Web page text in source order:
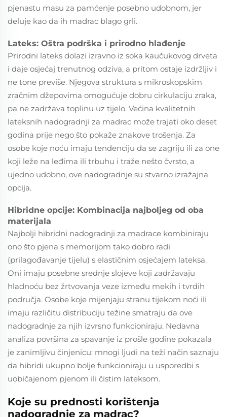
pjenastu masu za pamćenje posebno udobnom, jer
deluje kao da ih madrac blago grli.
Lateks: Oštra podrška i prirodno hlađenje
Prirodni lateks dolazi izravno iz soka kaučukovog drveta
i daje osjećaj trenutnog odziva, a pritom ostaje izdržljiv i
ne tone previše. Njegova struktura s mikroskopskim
zračnim džepovima omogućuje dobru cirkulaciju zraka,
pa ne zadržava toplinu uz tijelo. Većina kvalitetnih
lateksnih nadogradnji za madrac može trajati oko deset
godina prije nego što pokaže znakove trošenja. Za
osobe koje noću imaju tendenciju da se zagriju ili za one
koji leže na leđima ili trbuhu i traže nešto čvrsto, a
ujedno udobno, ove nadogradnje su stvarno izražajna
opcija.
Hibridne opcije: Kombinacija najboljeg od oba
materijala
Najbolji hibridni nadogradnji za madrace kombiniraju
ono što pjena s memorijom tako dobro radi
(prilagođavanje tijelu) s elastičnim osjećajem lateksa.
Oni imaju posebne srednje slojeve koji zadržavaju
hladnoću bez žrtvovanja veze između mekih i tvrdih
područja. Osobe koje mijenjaju stranu tijekom noći ili
imaju različitu distribuciju težine smatraju da ove
nadogradnje za njih izvrsno funkcioniraju. Nedavna
analiza površina za spavanje iz prošle godine pokazala
je zanimljivu činjenicu: mnogi ljudi na teži način saznaju
da hibridi ukupno bolje funkcioniraju u usporedbi s
uobičajenom pjenom ili čistim lateksom.
Koje su prednosti korištenja
nadogradnje za madrac?